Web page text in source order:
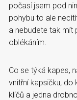
počasí jsem pod
pohybu to ale
a nebudete tak mít
oblékáním.
Co se týká kapes,
vnitřní kapsičku,
klíčů a jedna